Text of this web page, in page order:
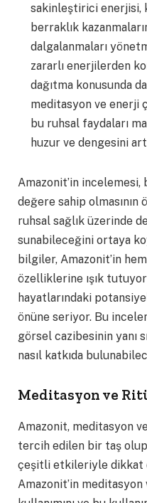
sakinleştirici enerjisi,
berraklık
dalgalanmaları
zararlı enerjilerden
dağıtma konusunda
meditasyon ve enerji
bu ruhsal faydaları
huzur ve dengesini
Amazonit’in
değere sahip
ruhsal sağlık üzerinde
sunabileceğini ortaya
bilgiler, Amazonit’in
özelliklerine ışık
hayatlarındaki
önüne seriyor. Bu
görsel cazibesinin yanı
nasıl katkıda
Meditasyon ve
Amazonit, meditasyon
tercih edilen bir taş
çeşitli etkileriyle dikkat
Amazonit’in